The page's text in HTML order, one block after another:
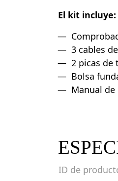
El kit incluye:
3 cables
2 picas de
Bolsa
Manual
ID de